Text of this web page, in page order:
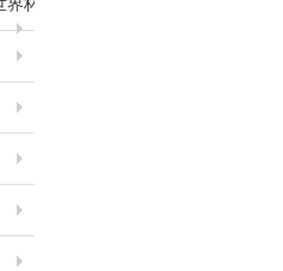
界杯世界杯赛前分析,2026世界杯世